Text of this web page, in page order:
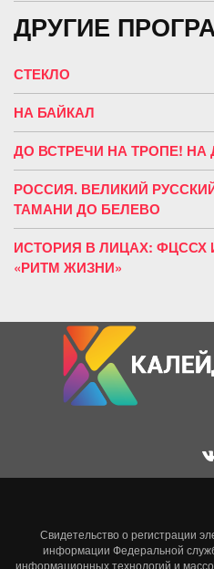
ДРУГИЕ
СТЕКЛО
НА БАЙКАЛ
ДО ВСТРЕЧИ НА ТРОПЕ! НА
РОССИЯ. ВЕЛИКИЙ
ТАМАНИ ДО БЕЛЕВО
ИСТОРИЯ В ЛИЦАХ: ФЦССХ
«РИТМ ЖИЗНИ»
Свидетельство о регистрации
информации Федеральной
информационных технологий и